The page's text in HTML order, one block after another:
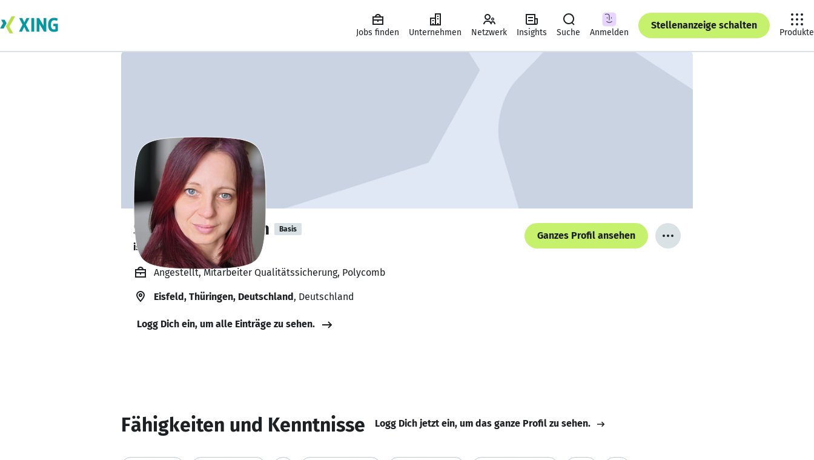
Jobs finden Unternehmen Netzwerk Insights Suche Anmelden
Stellenanzeige schalten
Produkte
Sandra Schäftlein Basis
ist offen für Projekte. 🔎
Ganzes Profil ansehen
Angestellt, Mitarbeiter Qualitätssicherung, Polycomb
Eisfeld, Thüringen, Deutschland, Deutschland
Logg Dich ein, um alle Einträge zu sehen.
Fähigkeiten und Kenntnisse Logg Dich jetzt ein, um das ganze Profil zu sehen.